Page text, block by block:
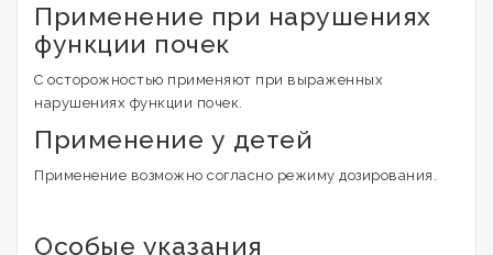
Применение при нарушениях
функции почек
С осторожностью применяют при выраженных
нарушениях функции почек.
Применение у детей
Применение возможно согласно режиму дозирования.
Особые указания